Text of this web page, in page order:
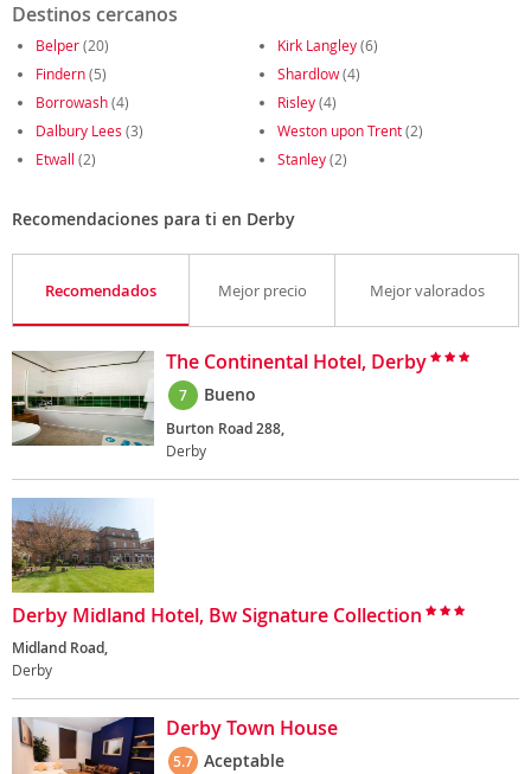
Destinos cercanos
Belper(20) Kirk Langley(6)
Findern(5) Shardlow(4)
Borrowash(4) Risley(4)
Dalbury Lees (3) Weston upon Trent(2)
Etwall (2) Stanley(2)
Recomendaciones para ti en Derby
Recomendados Mejor precio Mejor valorados
The Continental Hotel, Derby
7 Bueno
Burton Road 288,
Derby
Derby Midland Hotel, Bw Signature Collection
Midland Road,
Derby
Derby Town House
5.7 Aceptable